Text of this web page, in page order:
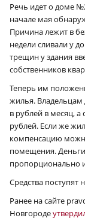
Речь идет о доме
начале мая
Причина лежит в
недели сливали у
трещин у здания
собственников
Теперь им
жилья. Владельцам
в рублей в месяц,
рублей. Если же
компенсацию
помещения.
пропорционально
Средства поступят
Ранее на сайте
Новгороде